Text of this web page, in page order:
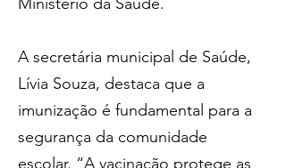
A secretária municipal de Saúde,
Lívia Souza, destaca que a
imunização é fundamental para a
segurança da comunidade
escolar. “A vacinação protege as